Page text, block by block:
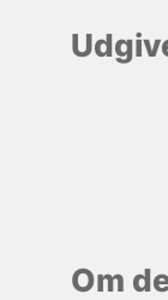
Om